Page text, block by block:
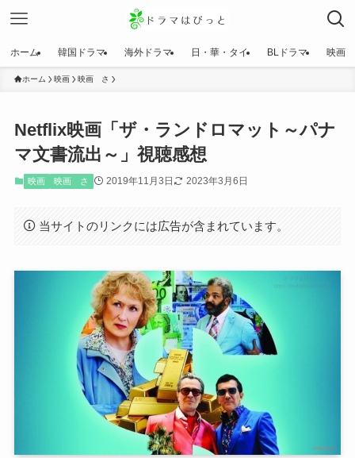
ホーム 韓国ドラマ 海外ドラマ 日・華・タイ BLドラマ 映画
ホーム 映画 映画 さ
Netflix映画「ザ・ランドロマット～パナ
マ文書流出～」視聴感想
映画 映画 さ 2019年11月3日 2023年3月6日
当サイトのリンクには広告が含まれています。